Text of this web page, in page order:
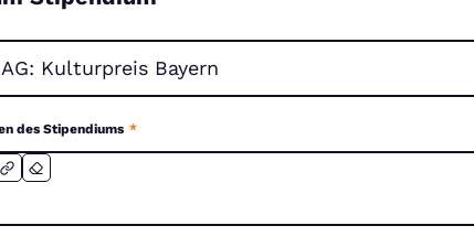
des Stipendiums *